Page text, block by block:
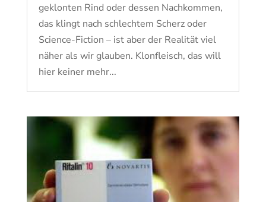
geklonten Rind oder dessen Nachkommen,
das klingt nach schlechtem Scherz oder
Science-Fiction – ist aber der Realität viel
näher als wir glauben. Klonfleisch, das will
hier keiner mehr...